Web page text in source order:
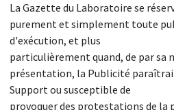
La Gazette du Laboratoire se
purement et simplement toute
d'exécution, et plus
particulièrement quand, de par sa
présentation, la Publicité
Support ou susceptible de
provoquer des protestations de la